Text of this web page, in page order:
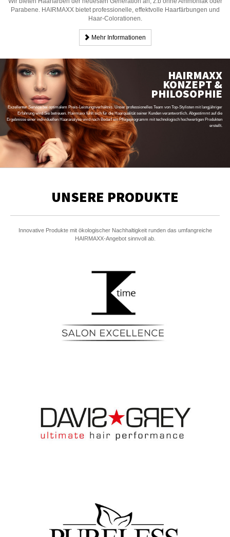
Parabene. HAIRMAXX bietet professionelle, effektvolle Haarfärbungen und
Haar-Colorationen.
Mehr Informationen
HAIRMAXX
KONZEPT &
PHILOSOPHIE
Exzellenter Service bei optimalem Preis-Leistungsverhältnis. Unser professionelles Team von Top-Stylisten mit langjähriger
Erfahrung wird Sie betreuen. Hairmaxx fühlt sich für die Haarqualität seiner Kunden verantwortlich. Abgestimmt auf die
Ergebnisse einer individuellen Haaranalyse wird nach Bedarf ein Pflegeprogramm mit technologisch hochwertigen Produkten
erstellt.
UNSERE PRODUKTE
Innovative Produkte mit ökologischer Nachhaltigkeit runden das umfangreiche
HAIRMAXX-Angebot sinnvoll ab.